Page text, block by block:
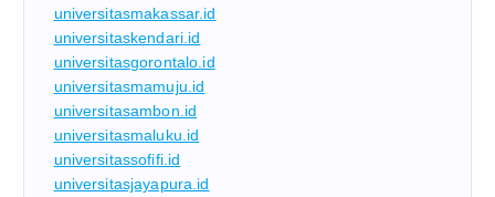
universitasmakassar.id
universitaskendari.id
universitasgorontalo.id
universitasmamuju.id
universitasambon.id
universitasmaluku.id
universitassofifi.id
universitasjayapura.id